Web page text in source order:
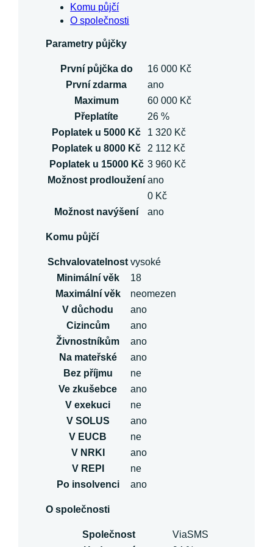
Komu půjčí
O společnosti
Parametry půjčky
První půjčka do
16 000 Kč
První zdarma
ano
Maximum
60 000 Kč
Přeplatíte
26 %
Poplatek u 5000 Kč
1 320 Kč
Poplatek u 8000 Kč
2 112 Kč
Poplatek u 15000 Kč 3 960 Kč
Možnost prodloužení ano
0 Kč
Možnost navýšení
ano
Komu půjčí
Schvalovatelnost vysoké
Minimální věk
18
Maximální věk
neomezen
V důchodu
ano
Cizincům
ano
Živnostníkům
ano
Na mateřské
ano
Bez příjmu
ne
Ve zkušebce
ano
V exekuci
ne
V SOLUS
ano
V EUCB
ne
V NRKI
ano
V REPI
ne
Po insolvenci
ano
O společnosti
Společnost
ViaSMS